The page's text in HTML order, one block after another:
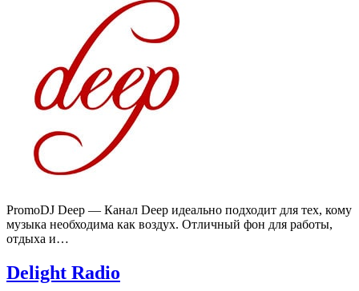
PromoDJ Deep — Канал Deep идеально подходит для тех, кому
музыка необходима как воздух. Отличный фон для работы,
отдыха и…
Delight Radio